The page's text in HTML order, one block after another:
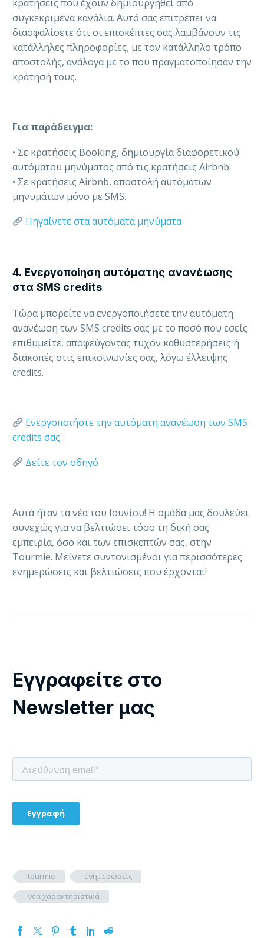
κρατήσεις που έχουν δημιουργηθεί από
συγκεκριμένα κανάλια. Αυτό σας επιτρέπει να
διασφαλίσετε ότι οι επισκέπτες σας λαμβάνουν τις
κατάλληλες πληροφορίες, με τον κατάλληλο τρόπο
αποστολής, ανάλογα με το πού πραγματοποίησαν την
κράτησή τους.
Για παρ΄άδειγμα:
• Σε κρατήσεις Booking, δημιουργία διαφορετικού
αυτόματου μηνύματος από τις κρατήσεις Airbnb.
• Σε κρατήσεις Airbnb, αποστολή αυτόματων
μηνυμάτων μόνο με SMS.
Πηγαίνετε στα αυτόματα μηνύματα
4. Ενεργοποίηση αυτόματης ανανέωσης
στα SMS credits
Τώρα μπορείτε να ενεργοποιήσετε την αυτόματη
ανανέωση των SMS credits σας με το ποσό που εσείς
επιθυμείτε, αποφεύγοντας τυχόν καθυστερήσεις ή
διακοπές στις επικοινωνίες σας, λόγω έλλειψης
credits.
Ενεργοποιήστε την αυτόματη ανανέωση των SMS
credits σας
Δείτε τον οδηγό
Αυτά ήταν τα νέα του Ιουνίου! Η ομάδα μας δουλεύει
συνεχώς για να βελτιώσει τόσο τη δική σας
εμπειρία, όσο και των επισκεπτών σας, στην
Tourmie. Μείνετε συντονισμένοι για περισσότερες
ενημερώσεις και βελτιώσεις που έρχονται!
Εγγραφείτε στο
Newsletter μας
tourmie
ενημερώσεις
νέα χαρακτηριστικά